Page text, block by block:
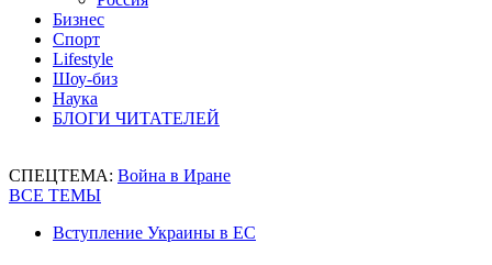
Бизнес
Спорт
Lifestyle
Шоу-биз
Наука
БЛОГИ ЧИТАТЕЛЕЙ
СПЕЦТЕМА: Война в Иране
ВСЕ ТЕМЫ
Вступление Украины в ЕС